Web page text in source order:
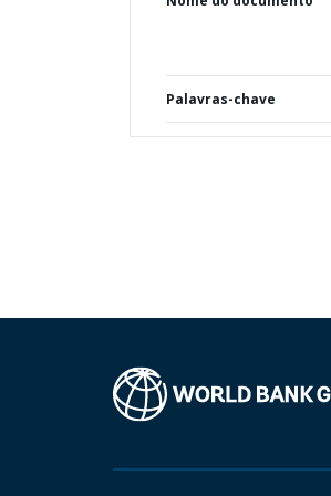
Palavras-chave